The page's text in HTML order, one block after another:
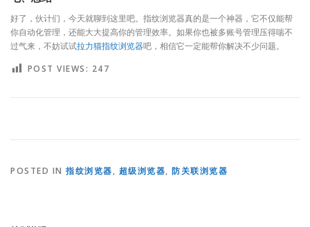
好了，伙计们，今天就聊到这里吧。指纹浏览器真的是一个神器，它不仅能帮
你自动化管理，还能大大提高你的管理效率。如果你也被多账号管理压得喘不
过气来，不妨试试拉力猫指纹浏览器吧，相信它一定能帮你解决不少问题。
POST VIEWS: 247
POSTED IN 指纹浏览器, 超级浏览器, 防关联浏览器